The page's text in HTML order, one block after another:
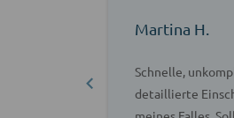
Martina H.
Schnelle,
detaillierte